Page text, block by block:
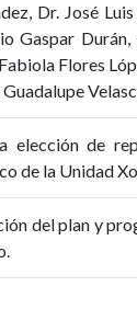
Dr. José
Gaspar
Flores
de
de la Unidad
del plan y